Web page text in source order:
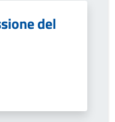
del